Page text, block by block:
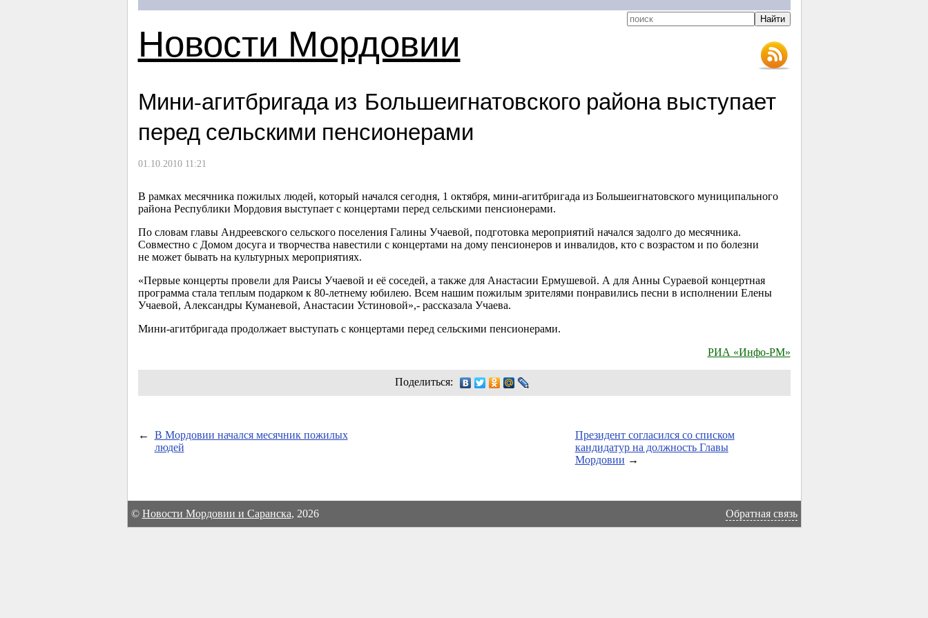
Новости Мордовии
Мини-агитбригада из Большеигнатовского района выступает
перед сельскими пенсионерами
01.10.2010 11:21
В рамках месячника пожилых людей, который начался сегодня, 1 октября, мини-агитбригада из Большеигнатовского муниципального
района Республики Мордовия выступает с концертами перед сельскими пенсионерами.
По словам главы Андреевского сельского поселения Галины Учаевой, подготовка мероприятий начался задолго до месячника.
Совместно с Домом досуга и творчества навестили с концертами на дому пенсионеров и инвалидов, кто с возрастом и по болезни
не может бывать на культурных мероприятиях.
«Первые концерты провели для Раисы Учаевой и её соседей, а также для Анастасии Ермушевой. А для Анны Сураевой концертная
программа стала теплым подарком к 80-летнемуюбилею. Всем нашим пожилым зрителями понравились песни в исполнении Елены
Учаевой, Александры Куманевой, Анастасии Устиновой»,- рассказала Учаева.
Мини-агитбригада продолжает выступать с концертами перед сельскими пенсионерами.
РИА «Инфо-РМ»
Поделиться:
←
В Мордовии начался месячник пожилых
людей
Президент согласился со списком
кандидатур на должность Главы
Мордовии →
© Новости Мордовии и Саранска, 2026 Обратная связь